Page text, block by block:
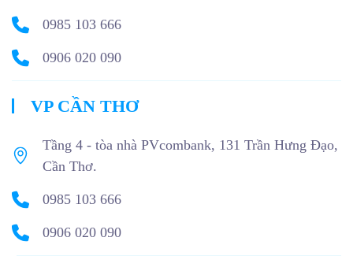
0985 103 666
0906 020 090
VP CẦN THƠ
Tầng 4 - tòa nhà PVcombank, 131 Trần Hưng Đạo,
Cần Thơ.
0985 103 666
0906 020 090